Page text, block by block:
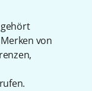
von